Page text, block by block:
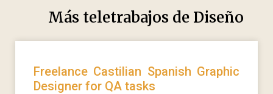
Más teletrabajos de Diseño
Freelance Castilian Spanish Graphic
Designer for QA tasks